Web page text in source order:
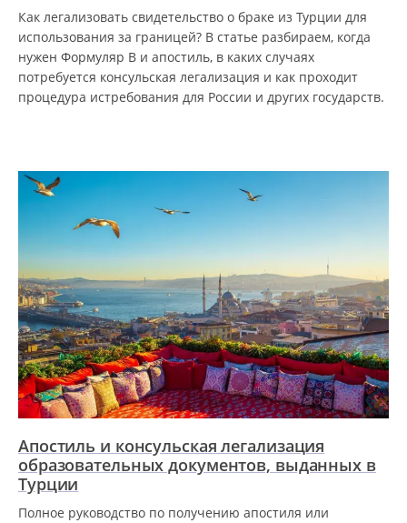
Как легализовать свидетельство о браке из Турции для
использования за границей? В статье разбираем, когда
нужен Формуляр B и апостиль, в каких случаях
потребуется консульская легализация и как проходит
процедура истребования для России и других государств.
Апостиль и консульская легализация
образовательных документов, выданных в
Турции
Полное руководство по получению апостиля или